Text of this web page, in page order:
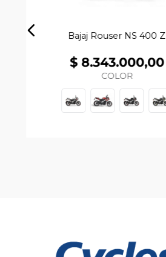
Bajaj Rouser NS 400 Z
$ 8.343.000,00
COLOR